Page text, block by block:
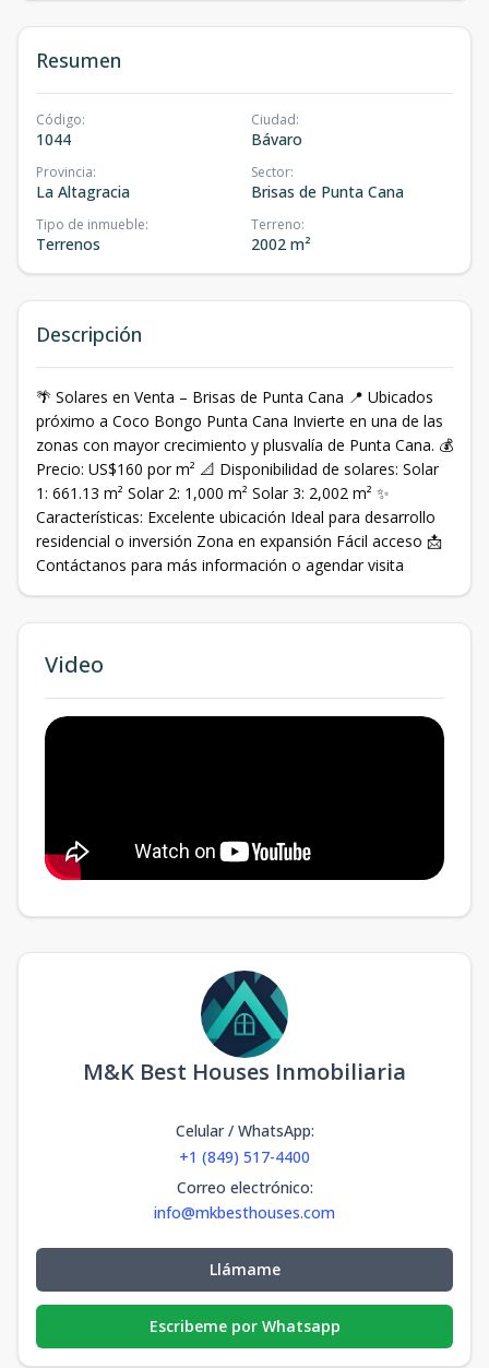
Resumen
Código:
1044
Ciudad:
Bávaro
Provincia:
La Altagracia
Sector:
Brisas de Punta Cana
Tipo de inmueble:
Terrenos
Terreno:
2002 m²
Descripción
🌴 Solares en Venta – Brisas de Punta Cana 📍 Ubicados
próximo a Coco Bongo Punta Cana Invierte en una de las
zonas con mayor crecimiento y plusvalía de Punta Cana. 💰
Precio: US$160 por m² 📐 Disponibilidad de solares: Solar
1: 661.13 m² Solar 2: 1,000 m² Solar 3: 2,002 m² ✨
Características: Excelente ubicación Ideal para desarrollo
residencial o inversión Zona en expansión Fácil acceso 📩
Contáctanos para más información o agendar visita
Video
M&K Best Houses Inmobiliaria
Celular / WhatsApp:
+1 (849) 517-4400
Correo electrónico:
info@mkbesthouses.com
Llámame
Escribeme por Whatsapp